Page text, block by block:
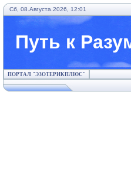
Сб, 08.Августа.2026, 12:01
Путь к
ПОРТАЛ "ЭЗОТЕРИКПЛЮС"